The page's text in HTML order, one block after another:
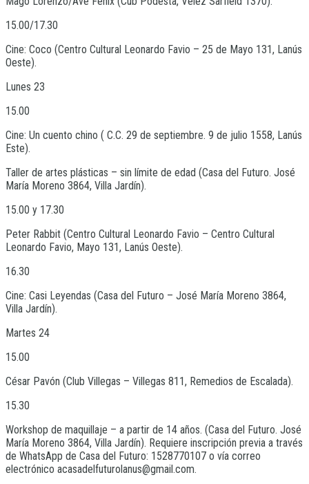
15.00/17.30
Cine: Coco (Centro Cultural Leonardo Favio – 25 de Mayo 131, Lanús
Oeste).
Lunes 23
15.00
Cine: Un cuento chino ( C.C. 29 de septiembre. 9 de julio 1558, Lanús
Este).
Taller de artes plásticas – sin límite de edad (Casa del Futuro. José
María Moreno 3864, Villa Jardín).
15.00 y 17.30
Peter Rabbit (Centro Cultural Leonardo Favio – Centro Cultural
Leonardo Favio, Mayo 131, Lanús Oeste).
16.30
Cine: Casi Leyendas (Casa del Futuro – José María Moreno 3864,
Villa Jardín).
Martes 24
15.00
César Pavón (Club Villegas – Villegas 811, Remedios de Escalada).
15.30
Workshop de maquillaje – a partir de 14 años. (Casa del Futuro. José
María Moreno 3864, Villa Jardín). Requiere inscripción previa a través
de WhatsApp de Casa del Futuro: 1528770107 o vía correo
electrónico acasadelfuturolanus@gmail.com.